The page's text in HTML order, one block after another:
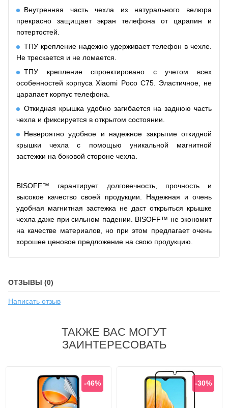
Внутренняя часть чехла из натурального велюра
прекрасно защищает экран телефона от царапин и
потертостей.
ТПУ крепление надежно удерживает телефон в чехле.
Не трескается и не ломается.
ТПУ крепление спроектировано с учетом всех
особенностей корпуса Xiaomi Poco C75. Эластичное, не
царапает корпус телефона.
Откидная крышка удобно загибается на заднюю часть
чехла и фиксируется в открытом состоянии.
Невероятно удобное и надежное закрытие откидной
крышки чехла с помощью уникальной магнитной
застежки на боковой стороне чехла.
BISOFF™ гарантирует долговечность, прочность и
высокое качество своей продукции. Надежная и очень
удобная магнитная застежка не даст открыться крышке
чехла даже при сильном падении. BISOFF™ не экономит
на качестве материалов, но при этом предлагает очень
хорошее ценовое предложение на свою продукцию.
ОТЗЫВЫ (0)
Написать отзыв
ТАКЖЕ ВАС МОГУТ
ЗАИНТЕРЕСОВАТЬ
-46% -30%